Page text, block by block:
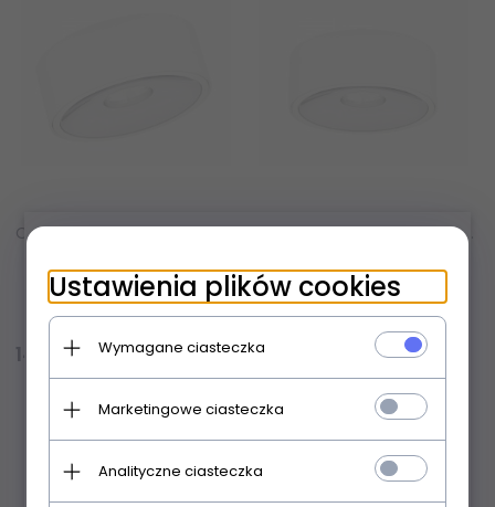
Oprawa natynkowa Neo Bianco Slim KG / Ufo Cromo Orlicki Design OR83590
Produkt dostępny!
145, 00 PLN
Oprawa natynkowa Neo Bianco Slim LED / Ufo Cromo Orlicki Design OR82289
Produkt dostępny!
289,
Ustawienia plików cookies
Wymagane ciasteczka
Marketingowe ciasteczka
Analityczne ciasteczka